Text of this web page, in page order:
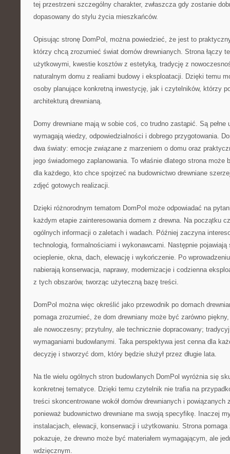
tej przestrzeni szczególny charakter, zwłaszcza gdy zostanie
dopasowany do stylu życia mieszkańców.
Opisując stronę DomPol, można powiedzieć, że jest to
którzy chcą zrozumieć świat domów drewnianych. Strona łączy
użytkowymi, kwestie kosztów z estetyką, tradycję z
naturalnym domu z realiami budowy i eksploatacji. Dzięki temu
osoby planujące konkretną inwestycję, jak i czytelników, którzy
architekturą drewnianą.
Domy drewniane mają w sobie coś, co trudno zastąpić. Są pełne
wymagają wiedzy, odpowiedzialności i dobrego przygotowania.
dwa światy: emocje związane z marzeniem o domu oraz
jego świadomego zaplanowania. To właśnie dlatego strona
dla każdego, kto chce spojrzeć na budownictwo drewniane
zdjęć gotowych realizacji.
Dzięki różnorodnym tematom DomPol może odpowiadać na
każdym etapie zainteresowania domem z drewna. Na początku
ogólnych informacji o zaletach i wadach. Później zaczyna
technologią, formalnościami i wykonawcami. Następnie
ocieplenie, okna, dach, elewację i wykończenie. Po
nabierają konserwacja, naprawy, modernizacje i codzienna
z tych obszarów, tworząc użyteczną bazę treści.
DomPol można więc określić jako przewodnik po domach
pomaga zrozumieć, że dom drewniany może być zarówno
ale nowoczesny; przytulny, ale technicznie dopracowany;
wymaganiami budowlanymi. Taka perspektywa jest cenna dla
decyzję i stworzyć dom, który będzie służył przez długie lata.
Na tle wielu ogólnych stron budowlanych DomPol wyróżnia się
konkretnej tematyce. Dzięki temu czytelnik nie trafia na
treści skoncentrowane wokół domów drewnianych i powiązanych
ponieważ budownictwo drewniane ma swoją specyfikę. Inaczej
instalacjach, elewacji, konserwacji i użytkowaniu. Strona pomaga
pokazuje, że drewno może być materiałem wymagającym, ale
wdzięcznym.